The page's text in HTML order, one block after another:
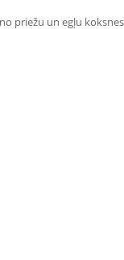
priežu un egļu